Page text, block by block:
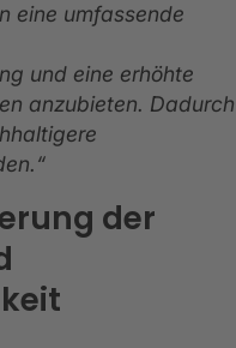
eine umfassende
und eine erhöhte
anzubieten. Dadurch
der